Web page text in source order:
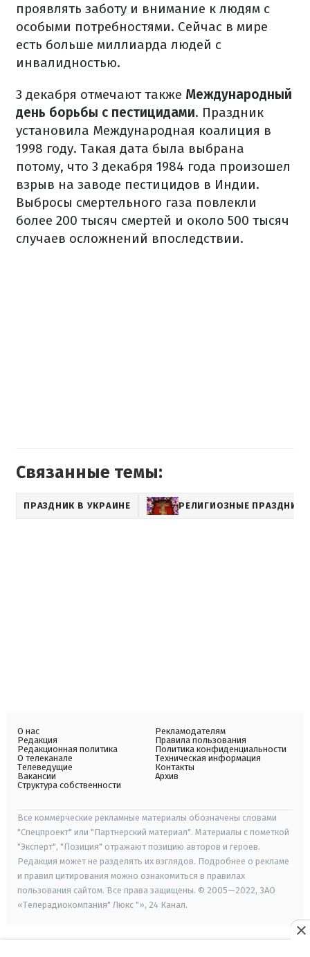
проявлять заботу и внимание к людям с
особыми потребностями. Сейчас в мире
есть больше миллиарда людей с
инвалидностью.
3 декабря отмечают также Международный
день борьбы с пестицидами. Праздник
установила Международная коалиция в
1998 году. Такая дата была выбрана
потому, что 3 декабря 1984 года произошел
взрыв на заводе пестицидов в Индии.
Выбросы смертельного газа повлекли
более 200 тысяч смертей и около 500 тысяч
случаев осложнений впоследствии.
Связанные темы:
ПРАЗДНИК В УКРАИНЕ РЕЛИГИОЗНЫЕ ПРАЗДНИКИ
О нас
Редакция
Редакционная политика
О телеканале
Телеведущие
Вакансии
Структура собственности
Рекламодателям
Правила пользования
Политика конфиденциальности
Техническая информация
Контакты
Архив
Все коммерческие рекламные материалы обозначены словами
"Спецпроект" или "Партнерский материал". Материалы с пометкой
"Эксперт", "Позиция" отражают позицию авторов и героев.
Редакция может не разделять их взглядов. Подробнее о рекламе
и правил цитирования можно ознакомиться в правилах
пользования сайтом. Все права защищены. © 2005—2022, ЗАО
«Телерадиокомпания" Люкс "», 24 Канал.